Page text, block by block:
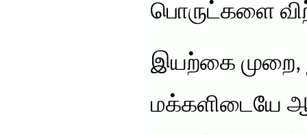
பொருட்களை
இயற்கை முறை,
மக்களிடையே